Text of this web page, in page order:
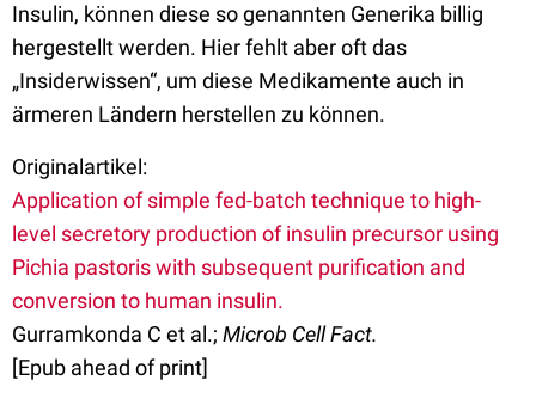
Insulin, können diese so genannten Generika billig
hergestellt werden. Hier fehlt aber oft das
„Insiderwissen“, um diese Medikamente auch in
ärmeren Ländern herstellen zu können.
Originalartikel:
Application of simple fed-batch technique to high-
level secretory production of insulin precursor using
Pichia pastoris with subsequent purification and
conversion to human insulin.
Gurramkonda C et al.; Microb Cell Fact.
[Epub ahead of print]